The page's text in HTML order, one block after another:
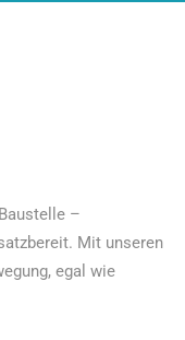
–
Mit unseren
egal wie